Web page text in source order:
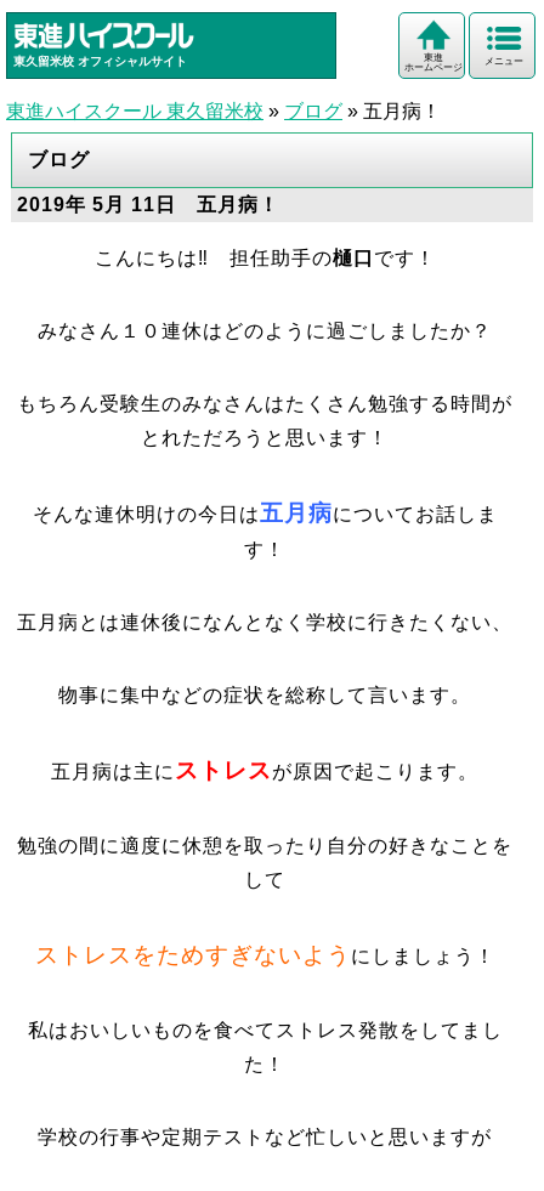
東久留米校 オフィシャルサイト メニュー
東進
ホームページ
東進ハイスクール 東久留米校 » ブログ » 五月病！
ブログ
2019年 5月 11日 五月病！
こんにちは‼ 担任助手の樋口 です！
みなさん１０連休はどのように過ごしましたか？
もちろん受験生のみなさんはたくさん勉強する時間が
とれただろうと思います！
そんな連休明けの今日は五月病についてお話しま
す！
五月病とは連休後になんとなく学校に行きたくない、
物事に集中などの症状を総称して言います。
五月病は主に ストレス が原因で起こります。
勉強の間に適度に休憩を取ったり自分の好きなことを
して
ストレスをためすぎないよう にしましょう！
私はおいしいものを食べてストレス発散をしてまし
た！
学校の行事や定期テストなど忙しいと思いますが